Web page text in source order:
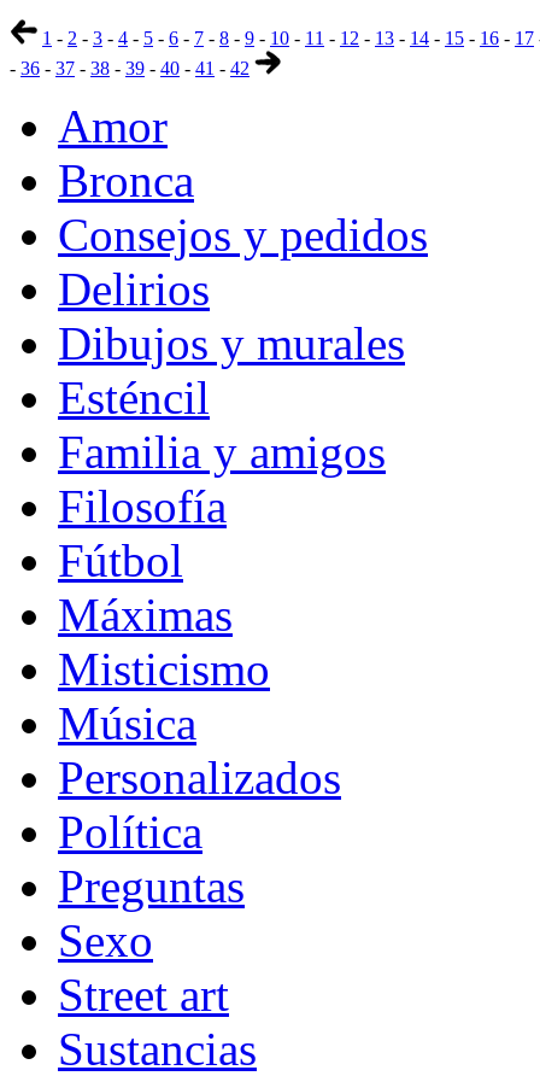
1 - 2 - 3 - 4 - 5 - 6 - 7 - 8 - 9 - 10 - 11 - 12 - 13 - 14 - 15 - 16 - 17
- 36 - 37 - 38 - 39 - 40 - 41 - 42
Amor
Bronca
Consejos y pedidos
Delirios
Dibujos y murales
Esténcil
Familia y amigos
Filosofía
Fútbol
Máximas
Misticismo
Música
Personalizados
Política
Preguntas
Sexo
Street art
Sustancias